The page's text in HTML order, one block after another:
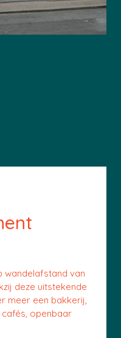
wandelafstand van
deze uitstekende
meer een bakkerij,
cafés, openbaar